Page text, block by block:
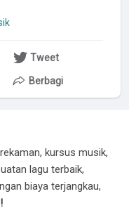
Tweet
Berbagi
kursus musik,
lagu terbaik,
biaya terjangkau,